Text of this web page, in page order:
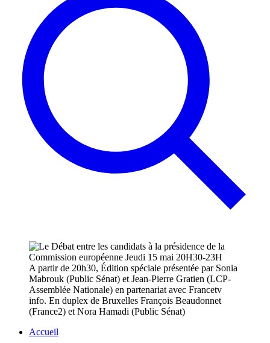
A partir de 20h30, Édition spéciale présentée par Sonia
Mabrouk (Public Sénat) et Jean-Pierre Gratien (LCP-
Assemblée Nationale) en partenariat avec Francetv
info. En duplex de Bruxelles François Beaudonnet
(France2) et Nora Hamadi (Public Sénat)
Accueil